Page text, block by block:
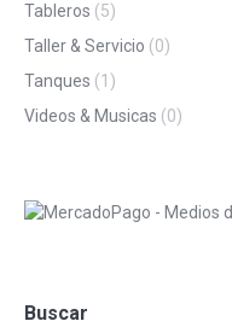
Tableros (5)
Taller & Servicio (0)
Tanques (1)
Videos & Musicas (0)
Buscar